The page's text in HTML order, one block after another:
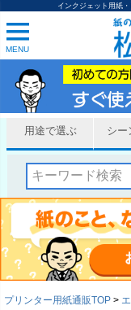
インクジェット用紙
MENU
用途で選ぶ シー
プリンター用紙通販TOP